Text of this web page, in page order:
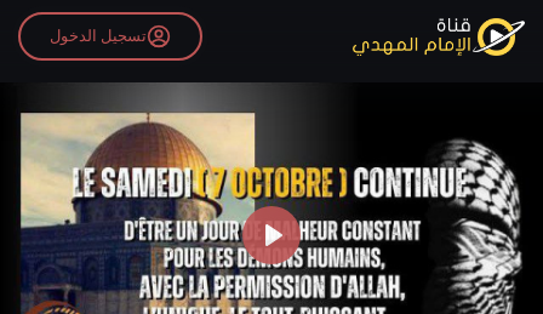
تسجيل الدخول
P
l